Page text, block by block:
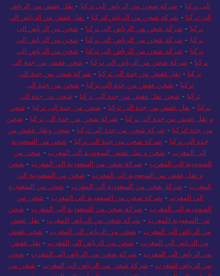
الى تركيا - شركة شحن من الرياض الي تركيا - نقل عفش من الرياض
الي تركيا - شركة شحن من الرياض لتركيا - نقل عفش من الرياض الى
تركيا - شركة شحن من الرياض الى تركيا - شحن من الرياض الى
تركيا - شركة شحن من الرياض الى تركيا - شحن من الرياض الي
تركيا - شركة شحن من الرياض إلى تركيا - شحن من الرياض الي
تركيا - شركة شحن من الرياض الي تركيا - شحن عفش من جدة الى
تركيا - نقل عفش من جدة الى تركيا - شركة شحن من جدة الى
تركيا - شحن عفش من جدة الي تركيا - شحن من جدة الى
تركيا - شحن نقل عفش من جدة الى تركيا - شحن من جدة الي
تركيا - نقل عفش من جدة الى تركيا - شحن من جدة إلى تركيا - شحن
و نقل عفش من جدة الى تركيا - شركة شحن من جدة الى تركيا - شحن
من جدة لتركيا - شركة شحن من جدة الي تركيا - شحن ونقل عفش من
جدة إلى تركيا - شركة شحن من جدة الي تركيا - شحن من السعودية
الي المغرب - شحن و نقل عفش السعودية الي المغرب - شحن من
السعودية الي المغرب - شركة شحن من السعودية الى المغرب - شحن
و نقل عفش من السعودية الي المغرب - شحن من السعودية الي
المغرب - شركة شحن من السعودية الي المغرب - شحن من السعودية
الي المغرب - شركة شحن من السعودية الي المغرب - شحن من
السعودية إلى المغرب - شركة شحن من السعودية إلى المغرب - شحن
من السعودية للمغرب - شركة شحن من الرياض للمغرب - نقل عفش
من الرياض الى المغرب - شحن من الرياض الى المغرب - شحن عفش
من الرياض الي المغرب - شحن من الرياض الي المغرب - نقل عفش
من الرياض الى المغرب - شركة شحن من الرياض إلى المغرب - شحن
من الرياض للمغرب - شركة شحن من الرياض الى المغرب - شحن من